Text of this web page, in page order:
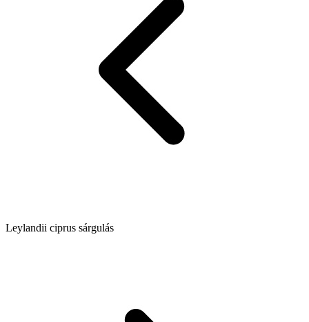
Leylandii ciprus sárgulás